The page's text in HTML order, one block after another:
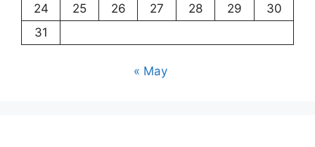
24
25 26 27 28 29
30
31
« May